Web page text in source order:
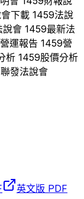
下載 1459法說
說會 1459最新法
營運報告 1459營
析 1459股價分析
聯發法說會
英文版 PDF